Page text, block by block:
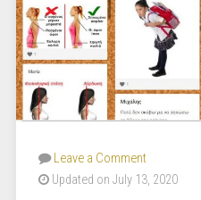
Leave a Comment
Updated on July 13, 2020